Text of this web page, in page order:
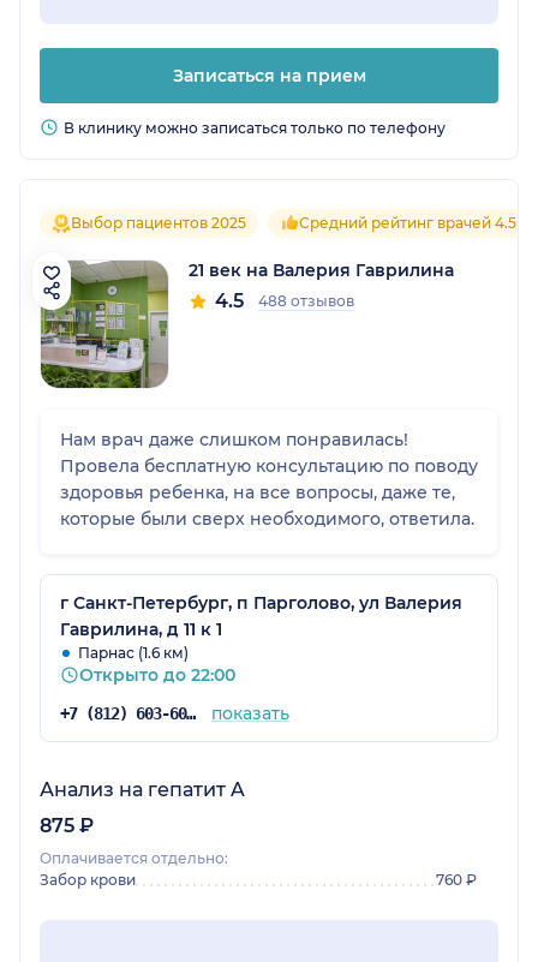
Записаться на прием
В клинику можно записаться только по телефону
Выбор пациентов 2025 Средний рейтинг врачей 4.5
21 век на Валерия Гаврилина
4.5 488 отзывов
Нам врач даже слишком понравилась!
Провела бесплатную консультацию по поводу
здоровья ребенка, на все вопросы, даже те,
которые были сверх необходимого, ответила.
г Санкт-Петербург, п Парголово, ул Валерия
Гаврилина, д 11 к 1
Парнас (1.6 км)
Открыто до 22:00
+7 (812) 603-60-42 показать
Анализ на гепатит A
875 ₽
Оплачивается отдельно:
Забор крови
760 ₽